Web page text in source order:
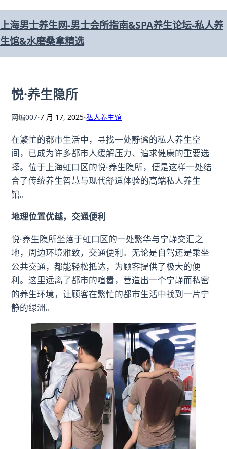
至
内
容
上海男士养生网-男士会所指南&SPA养生论坛-私人养
生馆&水磨桑拿精选
悦·养生隐所
网编007·7 月 17, 2025·私人养生馆
在繁忙的都市生活中，寻找一处静谧的私人养生空
间，已成为许多都市人缓解压力、追求健康的重要选
择。位于上海虹口区的悦·养生隐所，便是这样一处结
合了传统养生智慧与现代舒适体验的高端私人养生
馆。
地理位置优越，交通便利
悦·养生隐所坐落于虹口区的一处繁华与宁静交汇之
地，周边环境雅致，交通便利。无论是自驾还是乘坐
公共交通，都能轻松抵达，为顾客提供了极大的便
利。这里远离了都市的喧嚣，营造出一个宁静而私密
的养生环境，让顾客在繁忙的都市生活中找到一片宁
静的绿洲。